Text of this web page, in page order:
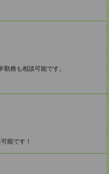
務も相談可能です。
能です！